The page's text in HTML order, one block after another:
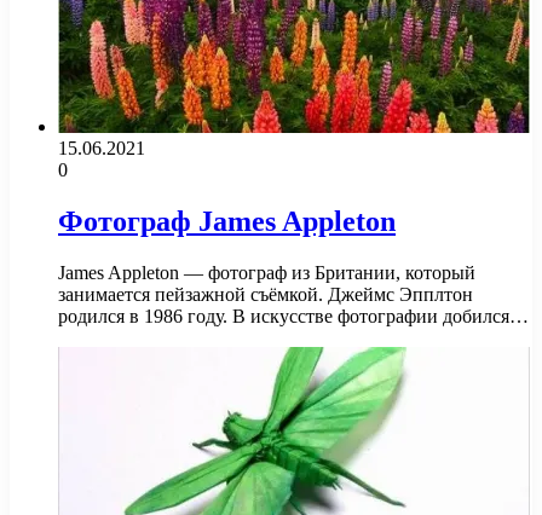
15.06.2021
0
Фотограф James Appleton
James Appleton — фотограф из Британии, который
занимается пейзажной съёмкой. Джеймс Эпплтон
родился в 1986 году. В искусстве фотографии добился…